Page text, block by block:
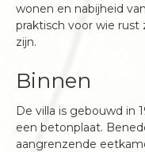
wonen en nabijheid
praktisch voor wie
zijn.
Binnen
De villa is gebouwd in
een betonplaat.
aangrenzende